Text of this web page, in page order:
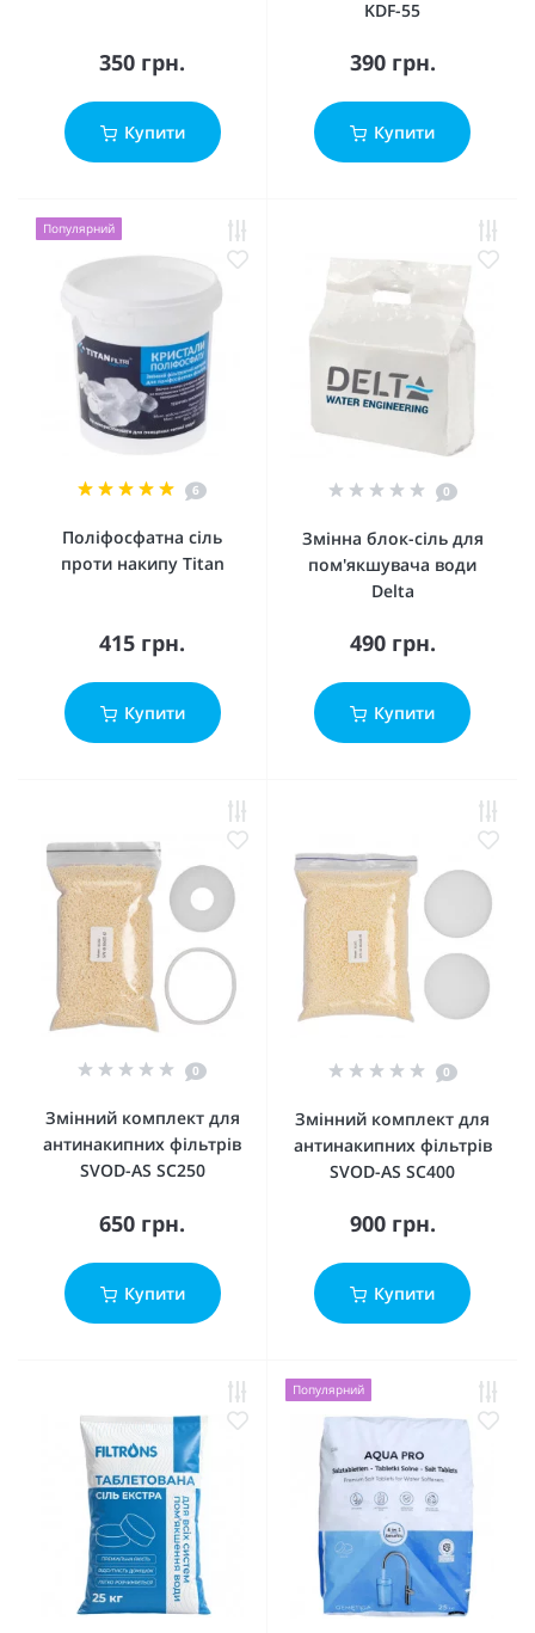
350 грн.
Купити
KDF-55
390 грн.
Купити
Популярний
6
Поліфосфатна сіль
проти накипу Titan
415 грн.
Купити
0
Змінна блок-сіль для
пом'якшувача води
Delta
490 грн.
Купити
0
Змінний комплект для
антинакипних фільтрів
SVOD-AS SC250
650 грн.
Купити
0
Змінний комплект для
антинакипних фільтрів
SVOD-AS SC400
900 грн.
Купити
Популярний